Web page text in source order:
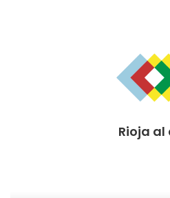
colectivo” que hay que prevenir
jóvenes, para que interioricen la
primordial”. En este sentido, ha
Rioja al